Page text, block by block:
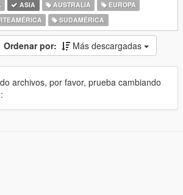
ASIA AUSTRALIA
EUROPA
SUDAMÉRICA
Ordenar por: Más descargadas
archivos, por favor, prueba cambiando